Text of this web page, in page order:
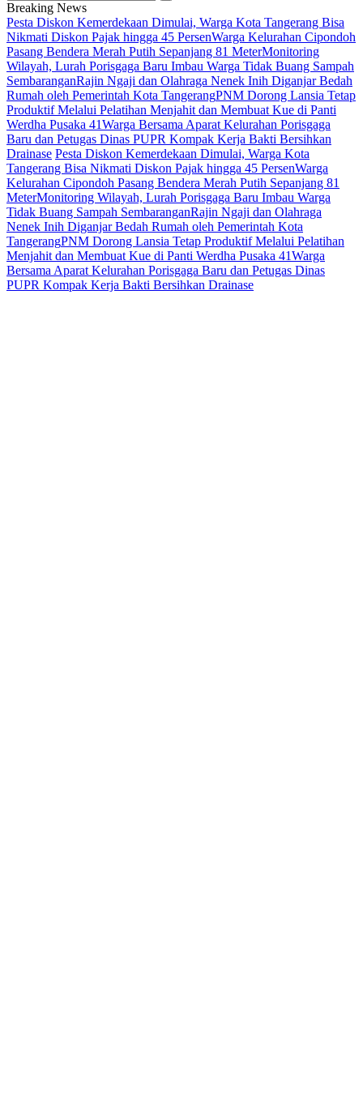
Breaking News
Pesta Diskon Kemerdekaan Dimulai, Warga Kota Tangerang Bisa
Nikmati Diskon Pajak hingga 45 PersenWarga Kelurahan Cipondoh
Pasang Bendera Merah Putih Sepanjang 81 MeterMonitoring
Wilayah, Lurah Porisgaga Baru Imbau Warga Tidak Buang Sampah
SembaranganRajin Ngaji dan Olahraga Nenek Inih Diganjar Bedah
Rumah oleh Pemerintah Kota TangerangPNM Dorong Lansia Tetap
Produktif Melalui Pelatihan Menjahit dan Membuat Kue di Panti
Werdha Pusaka 41Warga Bersama Aparat Kelurahan Porisgaga
Baru dan Petugas Dinas PUPR Kompak Kerja Bakti Bersihkan
Drainase Pesta Diskon Kemerdekaan Dimulai, Warga Kota
Tangerang Bisa Nikmati Diskon Pajak hingga 45 PersenWarga
Kelurahan Cipondoh Pasang Bendera Merah Putih Sepanjang 81
MeterMonitoring Wilayah, Lurah Porisgaga Baru Imbau Warga
Tidak Buang Sampah SembaranganRajin Ngaji dan Olahraga
Nenek Inih Diganjar Bedah Rumah oleh Pemerintah Kota
TangerangPNM Dorong Lansia Tetap Produktif Melalui Pelatihan
Menjahit dan Membuat Kue di Panti Werdha Pusaka 41Warga
Bersama Aparat Kelurahan Porisgaga Baru dan Petugas Dinas
PUPR Kompak Kerja Bakti Bersihkan Drainase